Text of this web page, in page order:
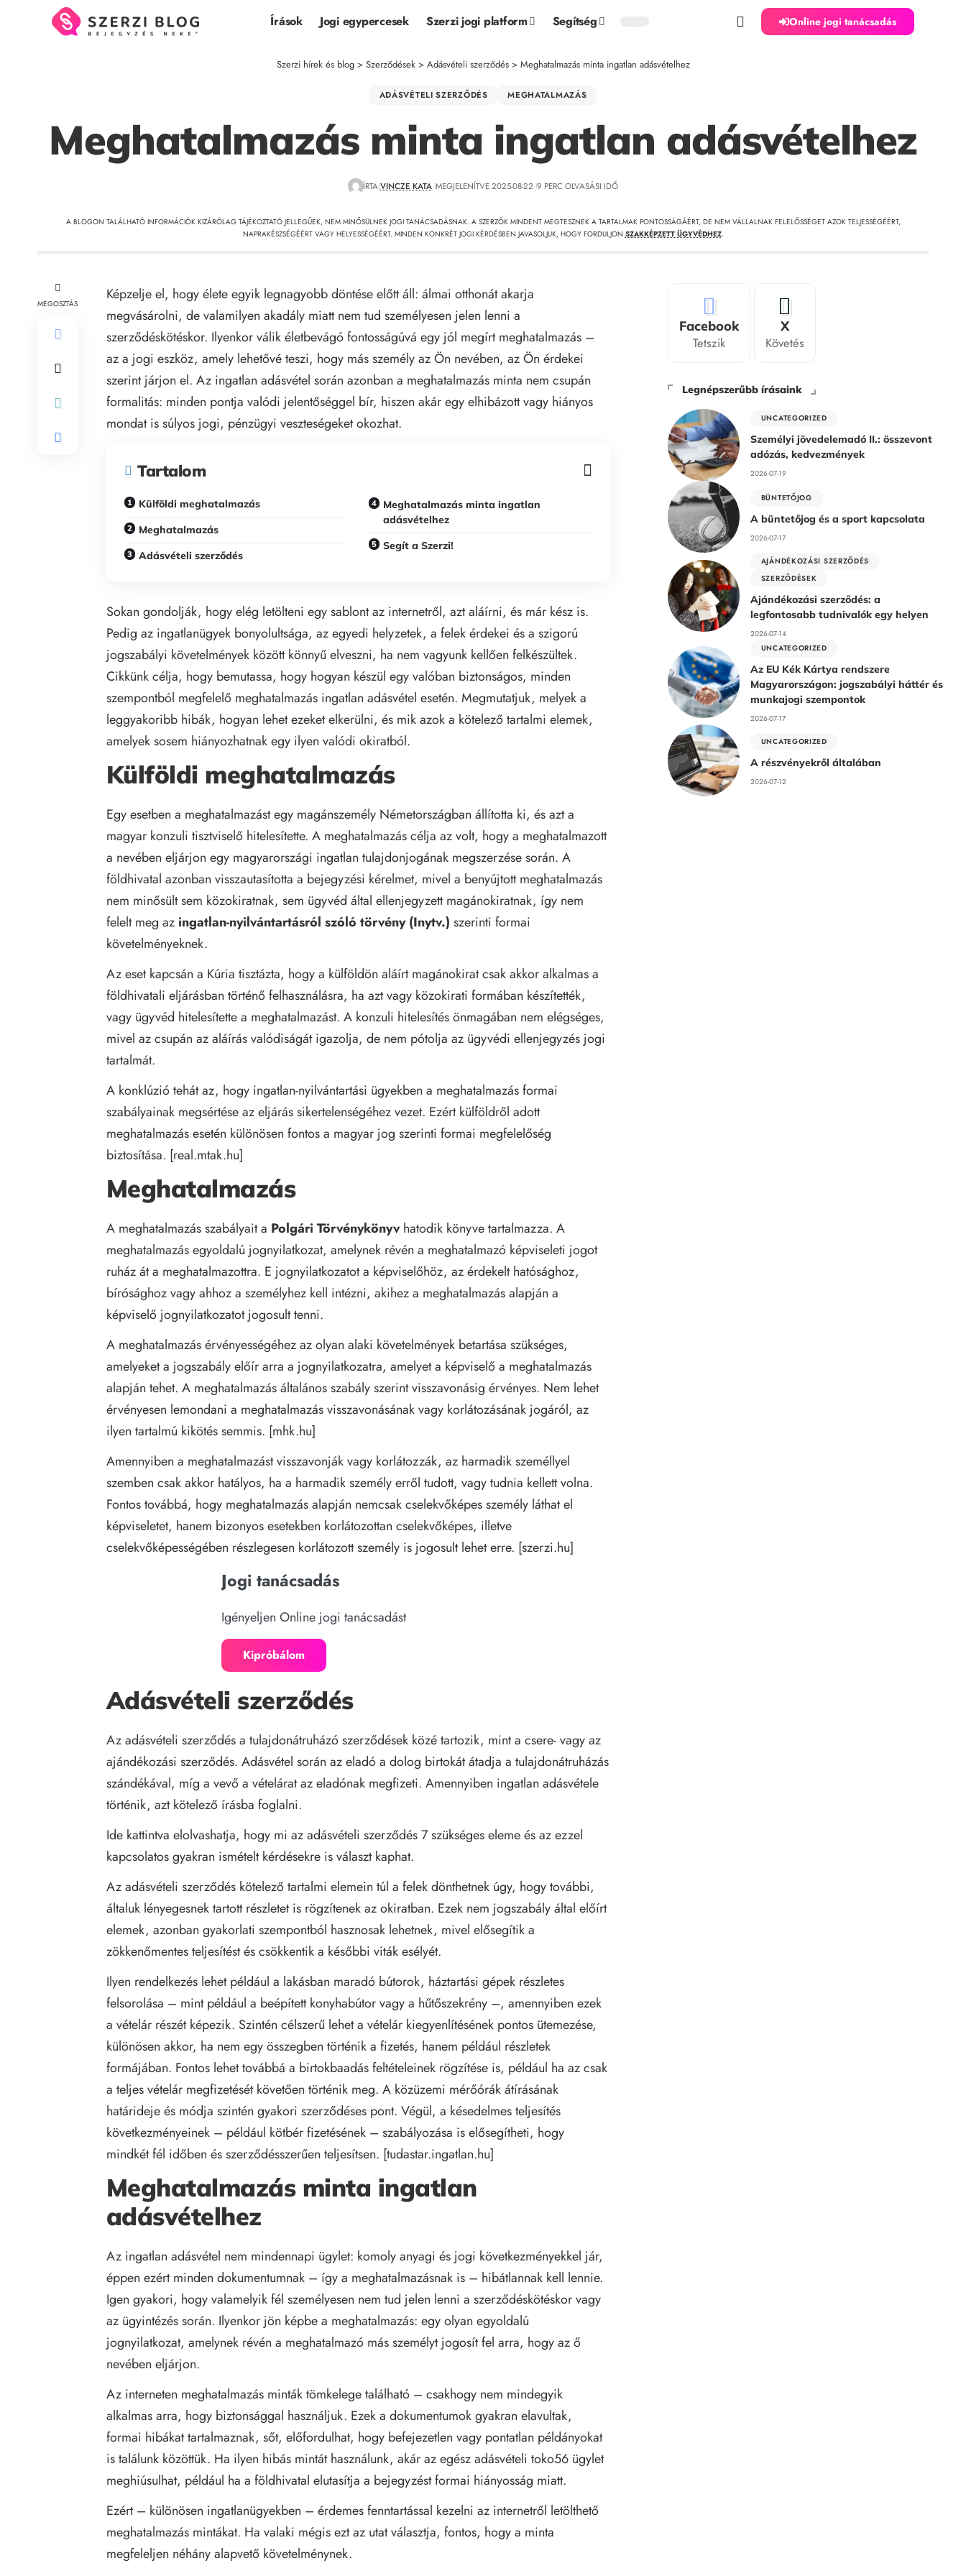
Írások Jogi egypercesek Szerzi jogi platform Segítség Online jogi tanácsadás
Szerzi hírek és blog> Szerződések> Adásvételi szerződés> Meghatalmazás minta ingatlan adásvételhez
ADÁSVÉTELI SZERZŐDÉS MEGHATALMAZÁS
Meghatalmazás minta ingatlan adásvételhez
ÍRTA:VINCZE KATA MEGJELENÍTVE 2025-08-22 9 PERC OLVASÁSI IDŐ
A BLOGON TALÁLHATÓ INFORMÁCIÓK KIZÁRÓLAG TÁJÉKOZTATÓ JELLEGŰEK, NEM MINŐSÜLNEK JOGI TANÁCSADÁSNAK. A SZERZŐK MINDENT MEGTESZNEK A TARTALMAK PONTOSSÁGÁÉRT, DE NEM VÁLLALNAK FELELŐSSÉGET AZOK TELJESSÉGÉÉRT,
NAPRAKÉSZSÉGÉÉRT VAGY HELYESSÉGÉÉRT. MINDEN KONKRÉT JOGI KÉRDÉSBEN JAVASOLJUK, HOGY FORDULJON SZAKKÉPZETT ÜGYVÉDHEZ.
MEGOSZTÁS
Képzelje el, hogy élete egyik legnagyobb döntése előtt áll: álmai otthonát akarja
megvásárolni, de valamilyen akadály miatt nem tud személyesen jelen lenni a
szerződéskötéskor. Ilyenkor válik életbevágó fontosságúvá egy jól megírt meghatalmazás –
az a jogi eszköz, amely lehetővé teszi, hogy más személy az Ön nevében, az Ön érdekei
szerint járjon el. Az ingatlan adásvétel során azonban a meghatalmazás minta nem csupán
formalitás: minden pontja valódi jelentőséggel bír, hiszen akár egy elhibázott vagy hiányos
mondat is súlyos jogi, pénzügyi veszteségeket okozhat.
Tartalom
Külföldi meghatalmazás
Meghatalmazás
Adásvételi szerződés
Meghatalmazás minta ingatlan
adásvételhez
Segít a Szerzi!
Sokan gondolják, hogy elég letölteni egy sablont az internetről, azt aláírni, és már kész is.
Pedig az ingatlanügyek bonyolultsága, az egyedi helyzetek, a felek érdekei és a szigorú
jogszabályi követelmények között könnyű elveszni, ha nem vagyunk kellően felkészültek.
Cikkünk célja, hogy bemutassa, hogy hogyan készül egy valóban biztonságos, minden
szempontból megfelelő meghatalmazás ingatlan adásvétel esetén. Megmutatjuk, melyek a
leggyakoribb hibák, hogyan lehet ezeket elkerülni, és mik azok a kötelező tartalmi elemek,
amelyek sosem hiányozhatnak egy ilyen valódi okiratból.
Külföldi meghatalmazás
Egy esetben a meghatalmazást egy magánszemély Németországban állította ki, és azt a
magyar konzuli tisztviselő hitelesítette. A meghatalmazás célja az volt, hogy a meghatalmazott
a nevében eljárjon egy magyarországi ingatlan tulajdonjogának megszerzése során. A
földhivatal azonban visszautasította a bejegyzési kérelmet, mivel a benyújtott meghatalmazás
nem minősült sem közokiratnak, sem ügyvéd által ellenjegyzett magánokiratnak, így nem
felelt meg az ingatlan-nyilvántartásról szóló törvény (Inytv.) szerinti formai
követelményeknek.
Az eset kapcsán a Kúria tisztázta, hogy a külföldön aláírt magánokirat csak akkor alkalmas a
földhivatali eljárásban történő felhasználásra, ha azt vagy közokirati formában készítették,
vagy ügyvéd hitelesítette a meghatalmazást. A konzuli hitelesítés önmagában nem elégséges,
mivel az csupán az aláírás valódiságát igazolja, de nem pótolja az ügyvédi ellenjegyzés jogi
tartalmát.
A konklúzió tehát az, hogy ingatlan-nyilvántartási ügyekben a meghatalmazás formai
szabályainak megsértése az eljárás sikertelenségéhez vezet. Ezért külföldről adott
meghatalmazás esetén különösen fontos a magyar jog szerinti formai megfelelőség
biztosítása. [real.mtak.hu]
Meghatalmazás
A meghatalmazás szabályait a Polgári Törvénykönyvhatodik könyve tartalmazza. A
meghatalmazás egyoldalú jognyilatkozat, amelynek révén a meghatalmazó képviseleti jogot
ruház át a meghatalmazottra. E jognyilatkozatot a képviselőhöz, az érdekelt hatósághoz,
bírósághoz vagy ahhoz a személyhez kell intézni, akihez a meghatalmazás alapján a
képviselő jognyilatkozatot jogosult tenni.
A meghatalmazás érvényességéhez az olyan alaki követelmények betartása szükséges,
amelyeket a jogszabály előír arra a jognyilatkozatra, amelyet a képviselő a meghatalmazás
alapján tehet. A meghatalmazás általános szabály szerint visszavonásig érvényes. Nem lehet
érvényesen lemondani a meghatalmazás visszavonásának vagy korlátozásának jogáról, az
ilyen tartalmú kikötés semmis. [mhk.hu]
Amennyiben a meghatalmazást visszavonják vagy korlátozzák, az harmadik személlyel
szemben csak akkor hatályos, ha a harmadik személy erről tudott, vagy tudnia kellett volna.
Fontos továbbá, hogy meghatalmazás alapján nemcsak cselekvőképes személy láthat el
képviseletet, hanem bizonyos esetekben korlátozottan cselekvőképes, illetve
cselekvőképességében részlegesen korlátozott személy is jogosult lehet erre. [szerzi.hu]
Jogi tanácsadás
Igényeljen Online jogi tanácsadást
Kipróbálom
Adásvételi szerződés
Az adásvételi szerződés a tulajdonátruházó szerződések közé tartozik, mint a csere- vagy az
ajándékozási szerződés. Adásvétel során az eladó a dolog birtokát átadja a tulajdonátruházás
szándékával, míg a vevő a vételárat az eladónak megfizeti. Amennyiben ingatlan adásvétele
történik, azt kötelező írásba foglalni.
Ide kattintva elolvashatja, hogy mi az adásvételi szerződés 7 szükséges eleme és az ezzel
kapcsolatos gyakran ismételt kérdésekre is választ kaphat.
Az adásvételi szerződés kötelező tartalmi elemein túl a felek dönthetnek úgy, hogy további,
általuk lényegesnek tartott részletet is rögzítenek az okiratban. Ezek nem jogszabály által előírt
elemek, azonban gyakorlati szempontból hasznosak lehetnek, mivel elősegítik a
zökkenőmentes teljesítést és csökkentik a későbbi viták esélyét.
Ilyen rendelkezés lehet például a lakásban maradó bútorok, háztartási gépek részletes
felsorolása – mint például a beépített konyhabútor vagy a hűtőszekrény –, amennyiben ezek
a vételár részét képezik. Szintén célszerű lehet a vételár kiegyenlítésének pontos ütemezése,
különösen akkor, ha nem egy összegben történik a fizetés, hanem például részletek
formájában. Fontos lehet továbbá a birtokbaadás feltételeinek rögzítése is, például ha az csak
a teljes vételár megfizetését követően történik meg. A közüzemi mérőórák átírásának
határideje és módja szintén gyakori szerződéses pont. Végül, a késedelmes teljesítés
következményeinek – például kötbér fizetésének – szabályozása is elősegítheti, hogy
mindkét fél időben és szerződésszerűen teljesítsen. [tudastar.ingatlan.hu]
Meghatalmazás minta ingatlan
adásvételhez
Az ingatlan adásvétel nem mindennapi ügylet: komoly anyagi és jogi következményekkel jár,
éppen ezért minden dokumentumnak – így a meghatalmazásnak is – hibátlannak kell lennie.
Igen gyakori, hogy valamelyik fél személyesen nem tud jelen lenni a szerződéskötéskor vagy
az ügyintézés során. Ilyenkor jön képbe a meghatalmazás: egy olyan egyoldalú
jognyilatkozat, amelynek révén a meghatalmazó más személyt jogosít fel arra, hogy az ő
nevében eljárjon.
Az interneten meghatalmazás minták tömkelege található – csakhogy nem mindegyik
alkalmas arra, hogy biztonsággal használjuk. Ezek a dokumentumok gyakran elavultak,
formai hibákat tartalmaznak, sőt, előfordulhat, hogy befejezetlen vagy pontatlan példányokat
is találunk közöttük. Ha ilyen hibás mintát használunk, akár az egész adásvételi toko56 ügylet
meghiúsulhat, például ha a földhivatal elutasítja a bejegyzést formai hiányosság miatt.
Ezért – különösen ingatlanügyekben – érdemes fenntartással kezelni az internetről letölthető
meghatalmazás mintákat. Ha valaki mégis ezt az utat választja, fontos, hogy a minta
megfeleljen néhány alapvető követelménynek.
Facebook
Tetszik
X
Követés
Legnépszerűbb írásaink
UNCATEGORIZED
Személyi jövedelemadó II.: összevont
adózás, kedvezmények
2026-07-19
BÜNTETŐJOG
A büntetőjog és a sport kapcsolata
2026-07-17
AJÁNDÉKOZÁSI SZERZŐDÉS
SZERZŐDÉSEK
Ajándékozási szerződés: a
legfontosabb tudnivalók egy helyen
2026-07-14
UNCATEGORIZED
Az EU Kék Kártya rendszere
Magyarországon: jogszabályi háttér és
munkajogi szempontok
2026-07-17
UNCATEGORIZED
A részvényekről általában
2026-07-12